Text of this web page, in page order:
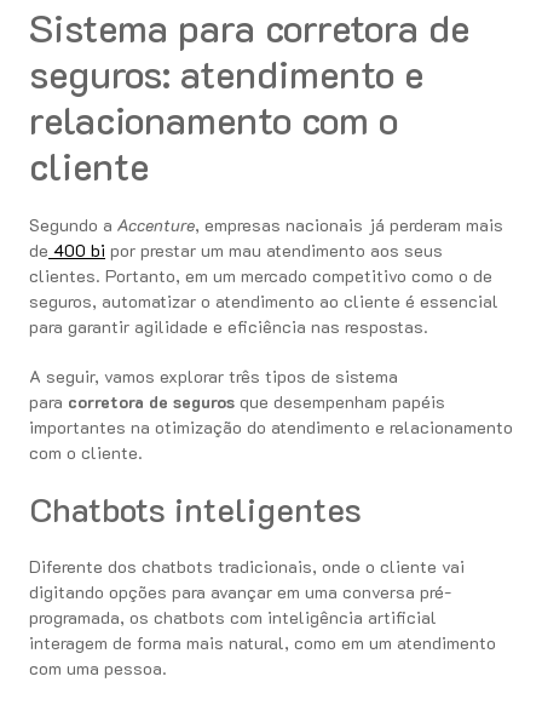
Sistema para corretora de
seguros: atendimento e
relacionamento com o
cliente
Segundo a Accenture, empresas nacionais já perderam mais
de 400 bi por prestar um mau atendimento aos seus
clientes. Portanto, em um mercado competitivo como o de
seguros, automatizar o atendimento ao cliente é essencial
para garantir agilidade e eficiência nas respostas.
A seguir, vamos explorar três tipos de sistema
para corretora de seguros que desempenham papéis
importantes na otimização do atendimento e relacionamento
com o cliente.
Chatbots inteligentes
Diferente dos chatbots tradicionais, onde o cliente vai
digitando opções para avançar em uma conversa pré-
programada, os chatbots com inteligência artificial
interagem de forma mais natural, como em um atendimento
com uma pessoa.